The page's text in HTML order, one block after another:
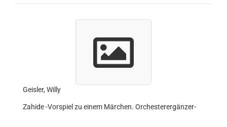
Geisler, Willy
Zahide -Vorspiel zu einem Märchen. Orchesterergänzer-